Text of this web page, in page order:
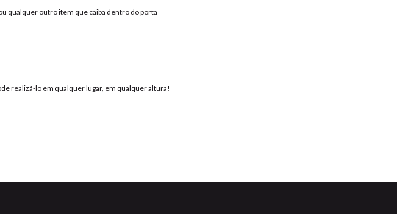
qualquer outro item que caiba dentro do porta
realizá-lo em qualquer lugar, em qualquer altura!